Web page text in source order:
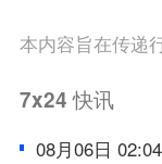
本内容旨在传递
7x24快讯
08月06日 02:04